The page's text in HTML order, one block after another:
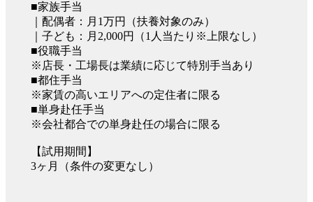
■家族手当
｜配偶者：月1万円（扶養対象のみ）
｜子ども：月2,000円（1人当たり※上限なし）
■役職手当
※店長・工場長は業績に応じて特別手当あり
■都住手当
※家賃の高いエリアへの定住者に限る
■単身赴任手当
※会社都合での単身赴任の場合に限る
【試用期間】
3ヶ月（条件の変更なし）